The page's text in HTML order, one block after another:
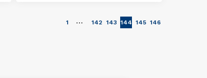
1 … 142 143 144 145 146